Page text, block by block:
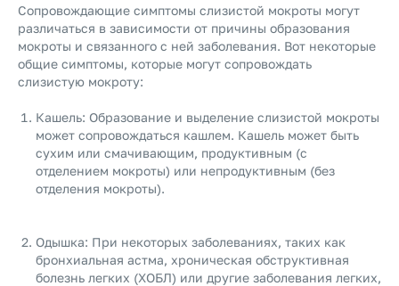
Сопровождающие симптомы слизистой мокроты могут
различаться в зависимости от причины образования
мокроты и связанного с ней заболевания. Вот некоторые
общие симптомы, которые могут сопровождать
слизистую мокроту:
Кашель: Образование и выделение слизистой мокроты
может сопровождаться кашлем. Кашель может быть
сухим или смачивающим, продуктивным (с
отделением мокроты) или непродуктивным (без
отделения мокроты).
Одышка: При некоторых заболеваниях, таких как
бронхиальная астма, хроническая обструктивная
болезнь легких (ХОБЛ) или другие заболевания легких,